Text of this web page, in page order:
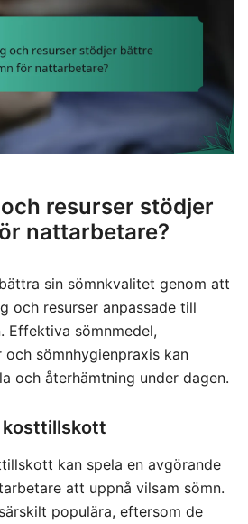
resurser stödjer
nattarbetare?
sin sömnkvalitet genom att
och resurser anpassade till
Effektiva sömnmedel,
sömnhygienpraxis kan
och återhämtning under dagen.
kosttillskott
kan spela en avgörande
att uppnå vilsam sömn.
populära, eftersom de